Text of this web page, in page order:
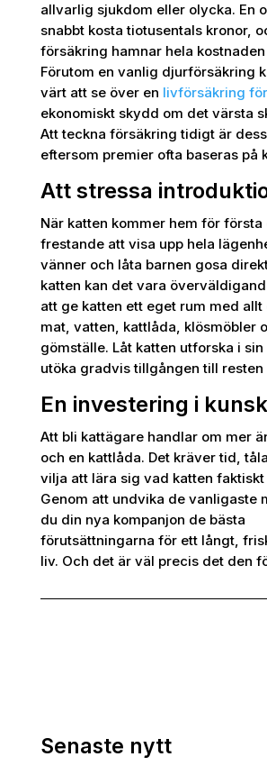
allvarlig sjukdom eller olycka. En
snabbt kosta tiotusentals kronor,
försäkring hamnar hela
Förutom en vanlig djurförsäkring
värt att se över en livförsäkring
ekonomiskt skydd om det värsta
Att teckna försäkring tidigt är
eftersom premier ofta baseras på
Att stressa
När katten kommer hem för
frestande att visa upp hela
vänner och låta barnen gosa
katten kan det vara
att ge katten ett eget rum med allt
mat, vatten, kattlåda, klösmöbler
gömställe. Låt katten utforska i
utöka gradvis tillgången till resten
En investering i
Att bli kattägare handlar om mer
och en kattlåda. Det kräver tid,
vilja att lära sig vad katten faktiskt
Genom att undvika de vanligaste
du din nya kompanjon de bästa
förutsättningarna för ett långt,
liv. Och det är väl precis det den
Senaste nytt